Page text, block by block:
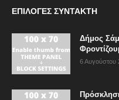
ΕΠΙΛΟΓΈΣ ΣΥΝΤΆΚΤΗ
Δήμος
6 Αυγούστου